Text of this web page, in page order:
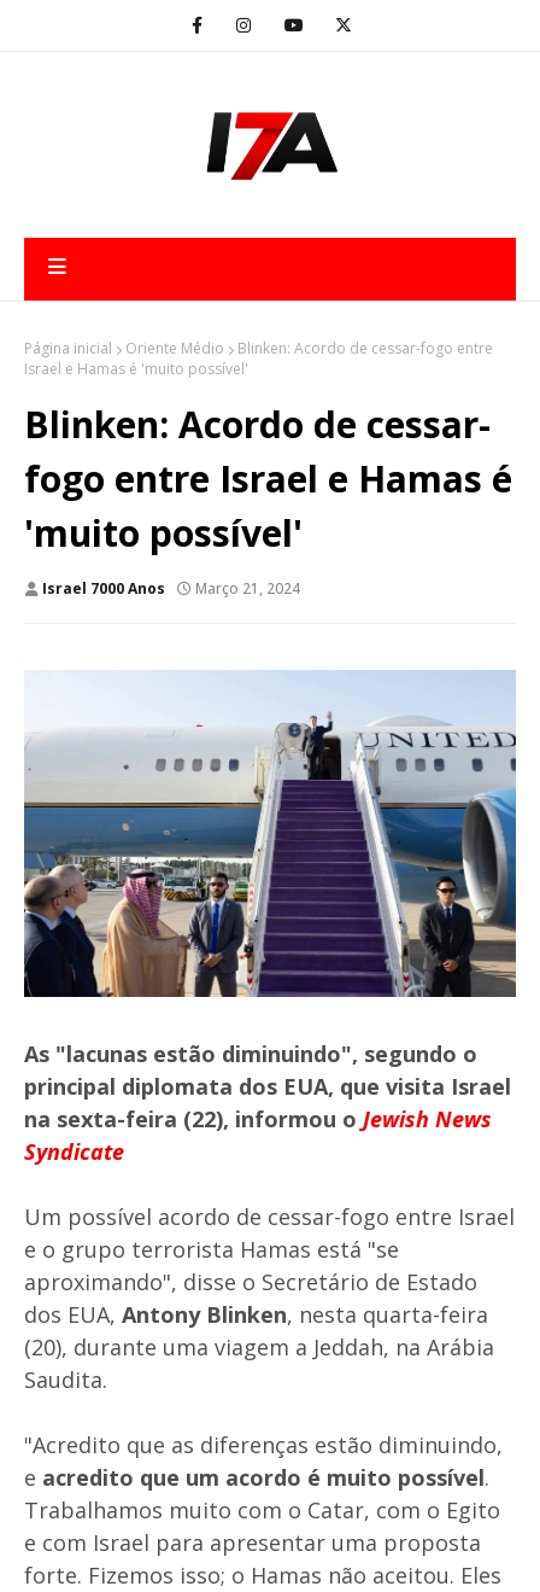
Página inicial Oriente Médio
Blinken: Acordo de cessar-fogo entre
Israel e Hamas é 'muito possível'
Blinken: Acordo de cessar-
fogo entre Israel e Hamas é
'muito possível'
Israel 7000 Anos Março 21, 2024
As "lacunas estão diminuindo", segundo o
principal diplomata dos EUA, que visita Israel
na sexta-feira (22), informou o Jewish News
Syndicate
Um possível acordo de cessar-fogo entre Israel
e o grupo terrorista Hamas está "se
aproximando", disse o Secretário de Estado
dos EUA, Antony Blinken, nesta quarta-feira
(20), durante uma viagem a Jeddah, na Arábia
Saudita.
"Acredito que as diferenças estão diminuindo,
e acredito que um acordo é muito possível.
Trabalhamos muito com o Catar, com o Egito
e com Israel para apresentar uma proposta
forte. Fizemos isso; o Hamas não aceitou. Eles